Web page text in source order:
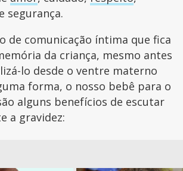
segurança.
de comunicação íntima que fica
da criança, mesmo antes
lo desde o ventre materno
forma, o nosso bebê para o
alguns benefícios de escutar
a gravidez: